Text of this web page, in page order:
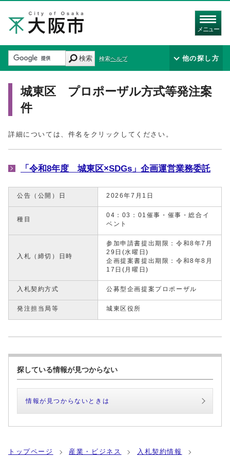
メニュー
検索 検索ヘルプ 他の探し方
城東区 プロポーザル方式等発注案
件
詳細については、件名をクリックしてください。
「令和8年度 城東区×SDGs」企画運営業務委託
公告（公開）日 2026年7月1日
種目
04：03：01催事・催事・総合イ
ベント
入札（締切）日時
参加申請書提出期限：令和8年7月
29日(水曜日)
企画提案書提出期限：令和8年8月
17日(月曜日)
入札契約方式 公募型企画提案プロポーザル
発注担当局等 城東区役所
探している情報が見つからない
情報が見つからないときは
トップページ 産業・ビジネス 入札契約情報